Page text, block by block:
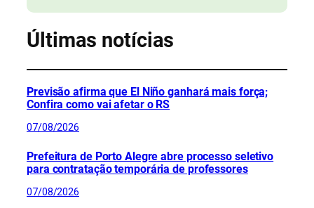
Últimas notícias
Previsão afirma que El Niño ganhará mais força;
Confira como vai afetar o RS
07/08/2026
Prefeitura de Porto Alegre abre processo seletivo
para contratação temporária de professores
07/08/2026